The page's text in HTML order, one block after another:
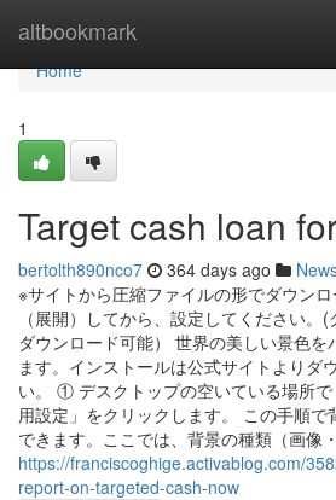
altbookmark
Home
Home
1
Target cash loan
bertolth890nco7 364 days ago
※サイトから圧縮ファイルの形でダウン
（展開）してから、設定してください。
ダウンロード可能） 世界の美しい景色を
ます。インストールは公式サイトよりダ
い。 ① デスクトップの空いている場所
用設定」をクリックします。 この手順で
できます。ここでは、背景の種類（画像
https://franciscoghige.activablog.com/
report-on-targeted-cash-now